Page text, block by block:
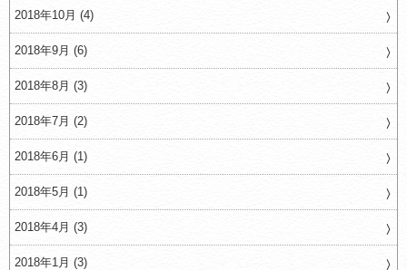
2018年10月 (4)
2018年9月 (6)
2018年8月 (3)
2018年7月 (2)
2018年6月 (1)
2018年5月 (1)
2018年4月 (3)
2018年1月 (3)